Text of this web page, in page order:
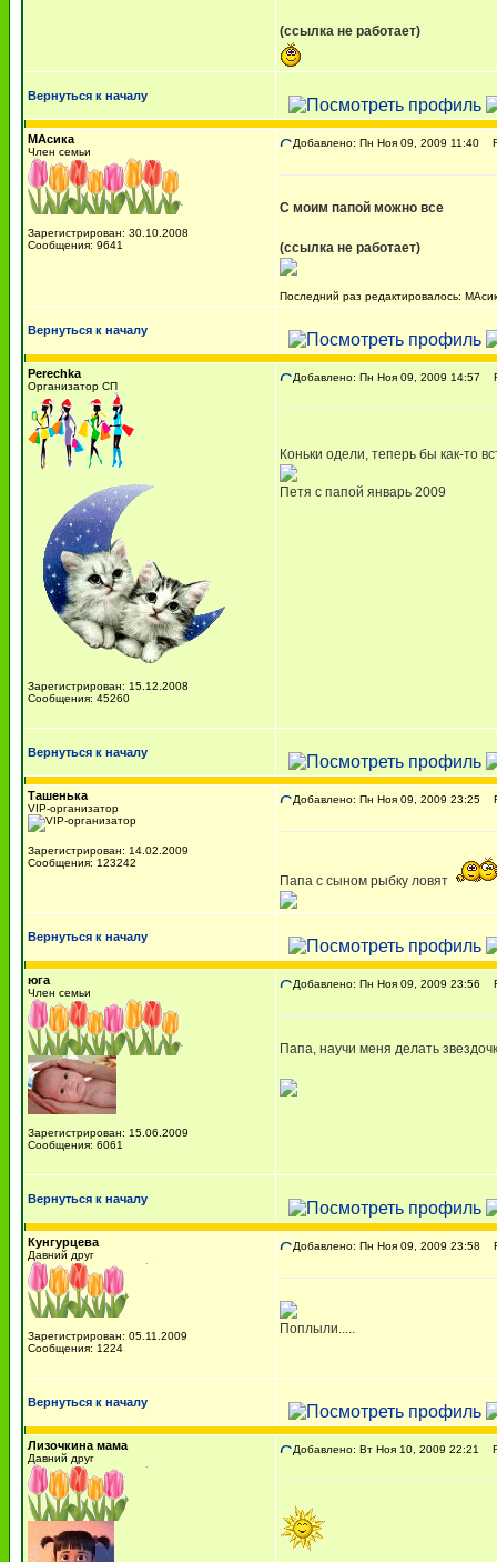
(ссылка не работает)
Вернуться к началу
МАсика
Член семьи
Зарегистрирован: 30.10.2008
Сообщения: 9641
Добавлено: Пн Ноя 09, 2009 11:40
С моим папой можно все
(ссылка не работает)
Последний раз редактировалось:
Вернуться к началу
Perechka
Организатор СП
Зарегистрирован: 15.12.2008
Сообщения: 45260
Добавлено: Пн Ноя 09, 2009 14:57
Коньки одели, теперь бы как-то
Петя с папой январь 2009
Вернуться к началу
Ташенька
VIP-организатор
Зарегистрирован: 14.02.2009
Сообщения: 123242
Добавлено: Пн Ноя 09, 2009 23:25
Папа с сыном рыбку ловят
Вернуться к началу
юга
Член семьи
Зарегистрирован: 15.06.2009
Сообщения: 6061
Добавлено: Пн Ноя 09, 2009 23:56
Папа, научи меня делать
Вернуться к началу
Кунгурцева
Давний друг
Зарегистрирован: 05.11.2009
Сообщения: 1224
Добавлено: Пн Ноя 09, 2009 23:58
Поплыли.....
Вернуться к началу
Лизочкина мама
Давний друг
Добавлено: Вт Ноя 10, 2009 22:21